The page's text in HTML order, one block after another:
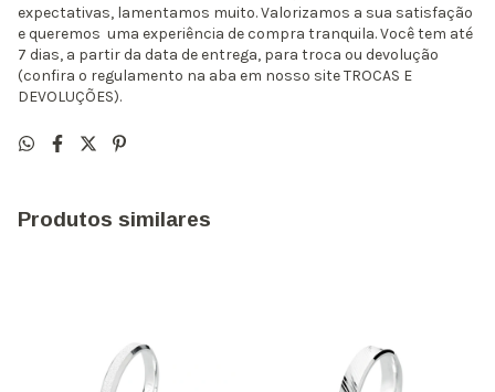
expectativas, lamentamos muito. Valorizamos a sua satisfação
e queremos uma experiência de compra tranquila. Você tem até
7 dias, a partir da data de entrega, para troca ou devolução
(confira o regulamento na aba em nosso site TROCAS E
DEVOLUÇÕES).
Produtos similares